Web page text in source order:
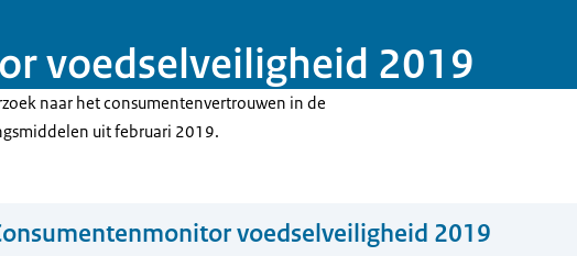
voedselveiligheid 2019
naar het consumentenvertrouwen in de
uit februari 2019.
voedselveiligheid 2019